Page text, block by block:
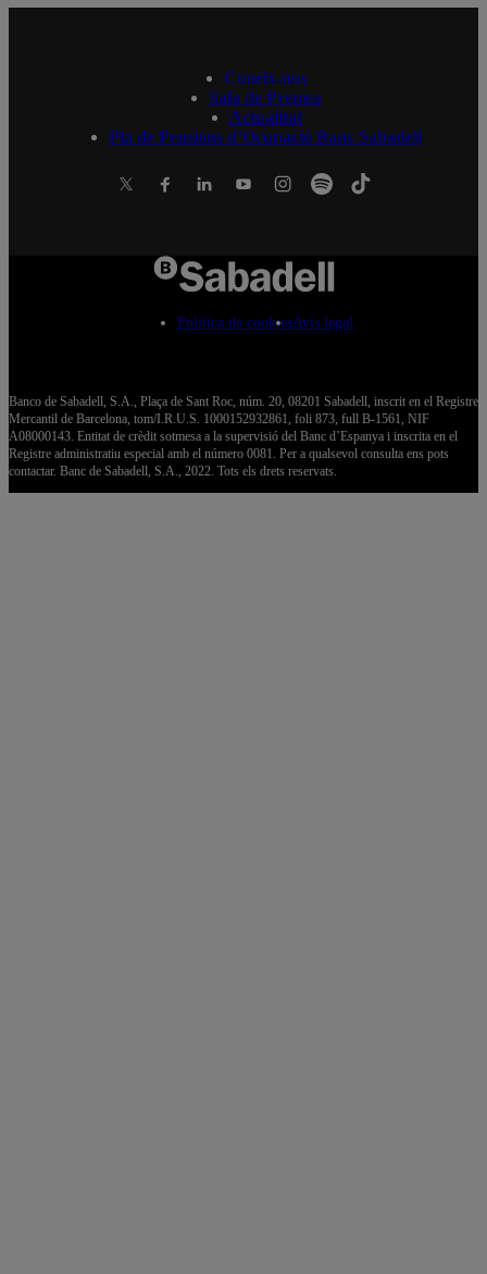
Coneix-nos
Sala de Premsa
Actualitat
Pla de Pensions d’Ocupació Banc Sabadell
Política de cookiesAvís legal
Banco de Sabadell, S.A., Plaça de Sant Roc, núm. 20, 08201 Sabadell, inscrit en el Registre
Mercantil de Barcelona, tom/I.R.U.S. 1000152932861, foli 873, full B-1561, NIF
A08000143. Entitat de crèdit sotmesa a la supervisió del Banc d’Espanya i inscrita en el
Registre administratiu especial amb el número 0081. Per a qualsevol consulta ens pots
contactar. Banc de Sabadell, S.A., 2022. Tots els drets reservats.